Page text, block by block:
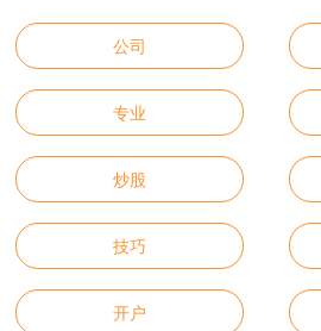
公司
专业
炒股
技巧
开户